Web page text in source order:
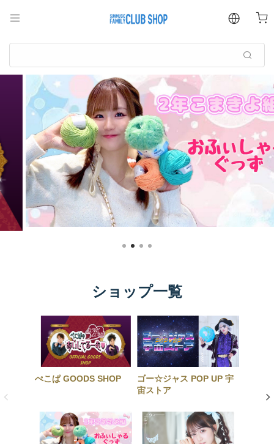
ショップ一覧
ぺこぱ GOODS SHOP
ゴー☆ジャス POP UP 宇
宙ストア